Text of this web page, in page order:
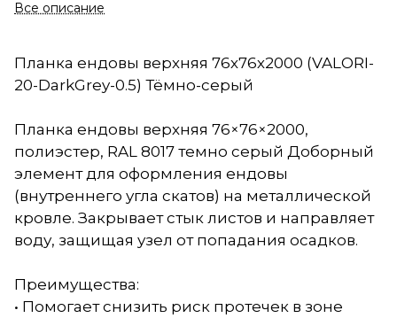
Все описание
Планка ендовы верхняя 76х76х2000 (VALORI-
20-DarkGrey-0.5) Тёмно-серый
Планка ендовы верхняя 76×76×2000,
полиэстер, RAL 8017 темно серый Доборный
элемент для оформления ендовы
(внутреннего угла скатов) на металлической
кровле. Закрывает стык листов и направляет
воду, защищая узел от попадания осадков.
Преимущества:
• Помогает снизить риск протечек в зоне